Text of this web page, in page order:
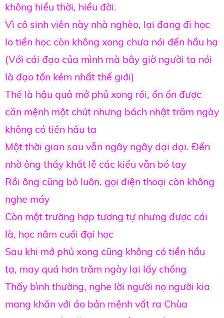
không hiểu thời, hiểu đời.
Vì cô sinh viên này nhà nghèo, lại đang đi học
lo tiền học còn không xong chưa nói đến hầu hạ
(Với cái đạo của mình mà bây giờ người ta nói
là đạo tốn kém nhất thế giới)
Thế là hậu quả mở phủ xong rồi, ổn ổn được
căn mệnh một chút nhưng bách nhật trăm ngày
không có tiền hầu tạ
Một thời gian sau vẫn ngây ngây dại dại. Đến
nhờ ông thầy khất lễ các kiểu vẫn bó tay
Rồi ông cũng bỏ luôn, gọi điện thoại còn không
nghe máy
Còn một trường hợp tương tự nhưng được cái
là, học năm cuối đại học
Sau khi mở phủ xong cũng không có tiền hầu
tạ, may quá hơn trăm ngày lại lấy chồng
Thấy bình thường, nghe lời người nọ người kia
mang khăn với áo bản mệnh vất ra Chùa